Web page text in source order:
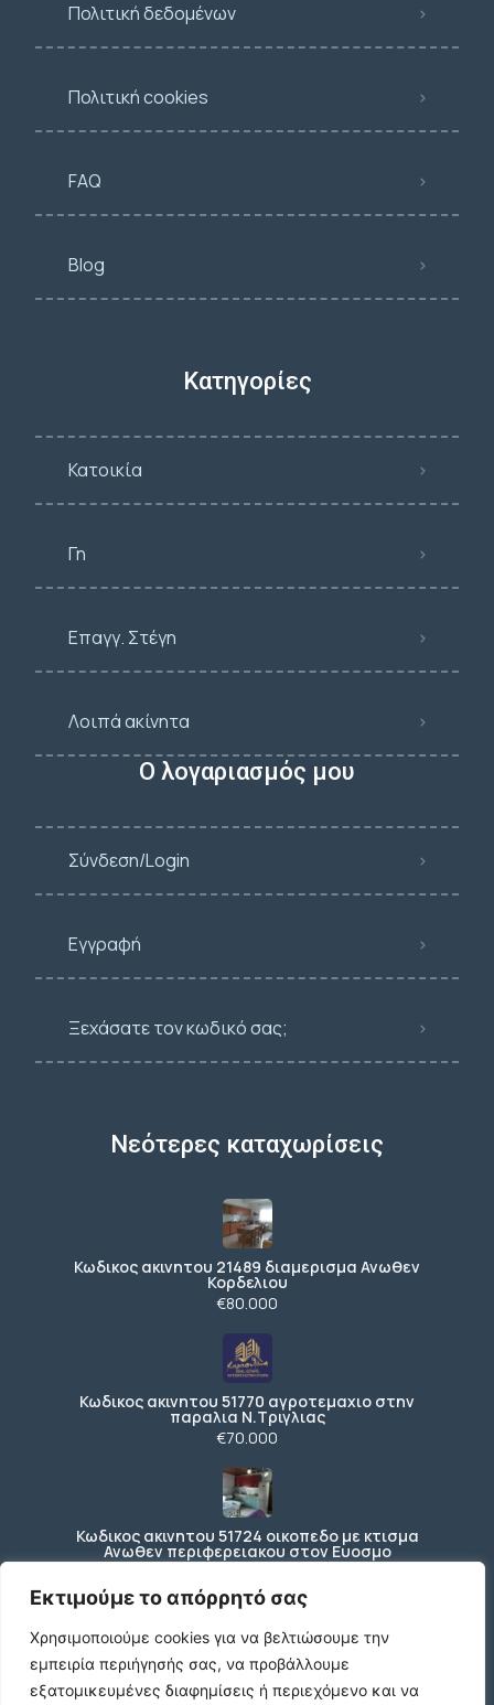
Εκτιμούμε το απόρρητό σας
Χρησιμοποιούμε cookies για να βελτιώσουμε την
εμπειρία περιήγησής σας, να προβάλλουμε
εξατομικευμένες διαφημίσεις ή περιεχόμενο και να
Πολιτική δεδομένων
Πολιτική cookies
FAQ
Blog
Κατηγορίες
Κατοικία
Γη
Επαγγ. Στέγη
Λοιπά ακίνητα
Ο λογαριασμός μου
Σύνδεση/Login
Εγγραφή
Ξεχάσατε τον κωδικό σας;
Νεότερες καταχωρίσεις
Κωδικος ακινητου 21489 διαμερισμα Ανωθεν
Κορδελιου
€80.000
Κωδικος ακινητου 51770 αγροτεμαχιο στην
παραλια Ν.Τριγλιας
€70.000
Κωδικος ακινητου 51724 οικοπεδο με κτισμα
Ανωθεν περιφερειακου στον Ευοσμο
Ενοικιάζεται ισόγειο κατάστημα 200 τ.μ. με
197 τ.μ. εξωτερικό χώρο ΚΩΔ4270